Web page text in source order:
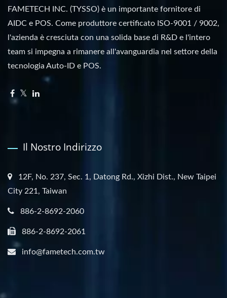
FAMETECH INC. (TYSSO) è un importante fornitore di
AIDC e POS. Come produttore certificato ISO-9001 / 9002,
l'azienda è cresciuta con una solida base di R&D e l'intero
team si impegna a rimanere all'avanguardia nel settore della
tecnologia Auto-ID e POS.
Il Nostro Indirizzo
12F, No. 237, Sec. 1, Datong Rd., Xizhi Dist., New Taipei
City 221, Taiwan
886-2-8692-2060
886-2-8692-2061
info@fametech.com.tw